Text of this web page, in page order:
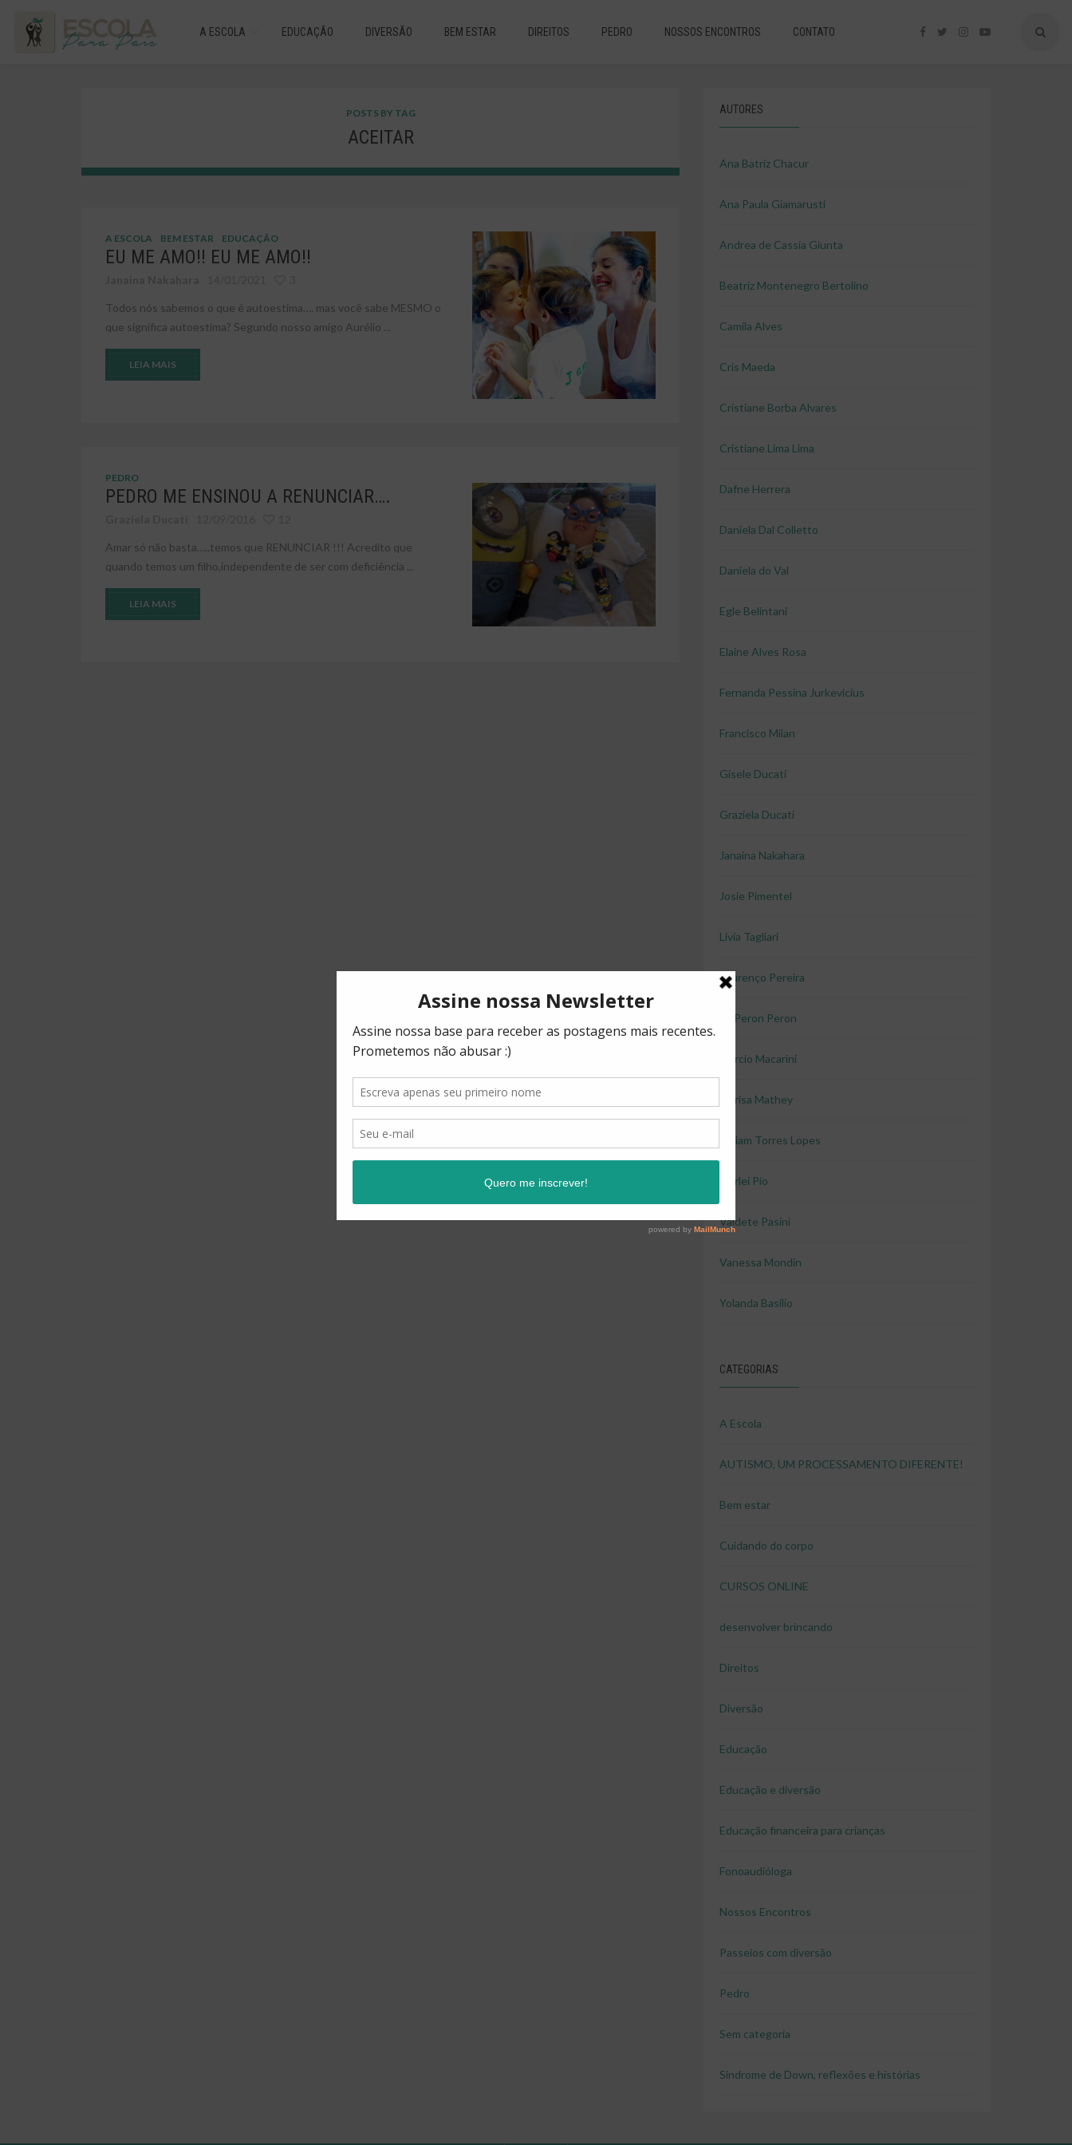
A ESCOLA EDUCAÇÃO DIVERSÃO BEM ESTAR DIREITOS PEDRO NOSSOS ENCONTROS CONTATO
POSTS BY TAG
ACEITAR
A ESCOLA BEM ESTAR EDUCAÇÃO
EU ME AMO!! EU ME AMO!!
Todos nós sabemos o que é autoestima…. mas você sabe MESMO o
que significa autoestima? Segundo nosso amigo Aurélio ...
LEIA MAIS
PEDRO
PEDRO ME ENSINOU A RENUNCIAR….
Amar só não basta…..temos que RENUNCIAR !!! Acredito que
quando temos um filho,independente de ser com deficiência ...
LEIA MAIS
AUTORES
Ana Batriz Chacur
Ana Paula Giamarusti
Andrea de Cassia Giunta
Beatriz Montenegro Bertolino
Camila Alves
Cris Maeda
Cristiane Borba Alvares
Cristiane Lima Lima
Dafne Herrera
Daniela Dal Colletto
Daniela do Val
Egle Belintani
Elaine Alves Rosa
Fernanda Pessina Jurkevicius
Francisco Milan
Gisele Ducati
Graziela Ducati
Janaina Nakahara
Josie Pimentel
Livia Tagliari
Lourenço Pereira
Lu Peron Peron
Marcio Macarini
Marisa Mathey
Miriam Torres Lopes
Shirlei Pio
Valdete Pasini
Vanessa Mondin
Yolanda Basilio
CATEGORIAS
A Escola
AUTISMO, UM PROCESSAMENTO DIFERENTE!
Bem estar
Cuidando do corpo
CURSOS ONLINE
desenvolver brincando
Direitos
Diversão
Educação
Educação e diversão
Educação financeira para crianças
Fonoaudióloga
Nossos Encontros
Passeios com diversão
Pedro
Sem categoria
Síndrome de Down, reflexões e histórias